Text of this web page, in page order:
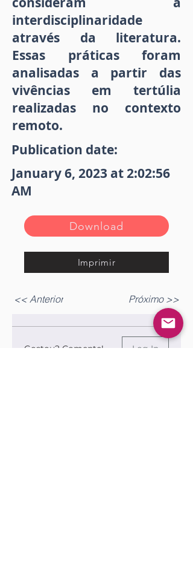
interdisciplinaridade
através da literatura.
Essas práticas foram
analisadas a partir das
vivências em tertúlia
realizadas no contexto
remoto.
Publication date:
January 6, 2023 at 2:02:56
AM
Download
Imprimir
<< Anterior Próximo >>
Gostou? Comente! Log In